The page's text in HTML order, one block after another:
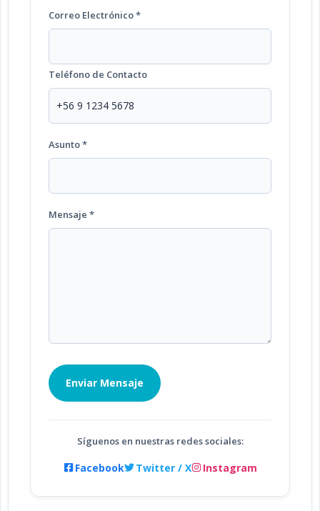
Correo Electrónico *
Teléfono de Contacto
Asunto *
Mensaje *
Enviar Mensaje
Síguenos en nuestras redes sociales:
Facebook Twitter / X Instagram